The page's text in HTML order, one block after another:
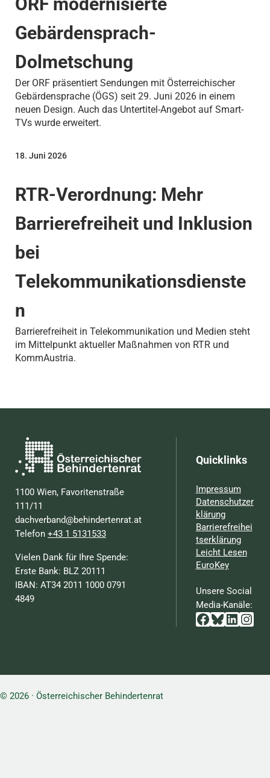
Gebärdensprach-
Dolmetschung
Der ORF präsentiert Sendungen mit Österreichischer
Gebärdensprache (ÖGS) seit 29. Juni 2026 in einem
neuen Design. Auch das Untertitel-Angebot auf Smart-
TVs wurde erweitert.
RTR-Verordnung: Mehr
Barrierefreiheit und Inklusion
bei
Telekommunikationsdienste
n
18. Juni 2026
Barrierefreiheit in Telekommunikation und Medien steht
im Mittelpunkt aktueller Maßnahmen von RTR und
KommAustria.
1100 Wien, Favoritenstraße
111/11
dachverband@behindertenrat.at
Telefon+43 1 5131533
Vielen Dank für Ihre Spende:
Erste Bank: BLZ 20111
IBAN: AT34 2011 1000 0791
4849
Quicklinks
Impressum
Datenschutzer
klärung
Barrierefreihei
tserklärung
Leicht Lesen
EuroKey
Unsere Social
Media-Kanäle:
Facebook
Bluesky
© 2026 · Österreichischer Behindertenrat